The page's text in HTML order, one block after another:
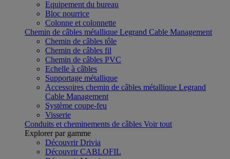
Equipement du bureau
Bloc nourrice
Colonne et colonnette
Chemin de câbles métallique Legrand Cable Management
Chemin de câbles tôle
Chemin de câbles fil
Chemin de câbles PVC
Echelle à câbles
Supportage métallique
Accessoires chemin de câbles métallique Legrand
Cable Management
Système coupe-feu
Visserie
Conduits et cheminements de câbles Voir tout
Explorer par gamme
Découvrir Drivia
Découvrir CABLOFIL